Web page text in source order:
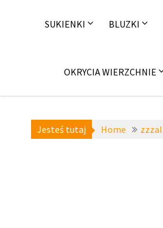
SUKIENKI BLUZKI
OKRYCIA WIERZCHNIE
Jesteś tutaj Home zzzal